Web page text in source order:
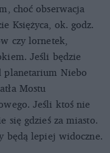
choć obserwacja
Księżyca, ok. godz.
czy lornetek,
Jeśli będzie
planetarium Niebo
Mostu
Jeśli ktoś nie
się gdzieś za miasto.
będą lepiej widoczne.